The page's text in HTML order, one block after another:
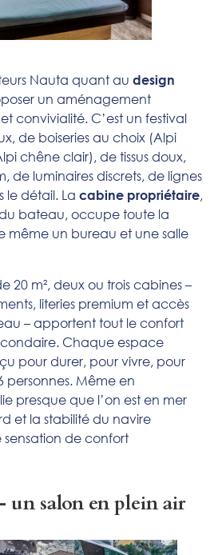
Nauta quant au design
un aménagement
convivialité. C’est un festival
de boiseries au choix (Alpi
chêne clair), de tissus doux,
de luminaires discrets, de lignes
le détail. La cabine propriétaire,
bateau, occupe toute la
même un bureau et une salle
20 m², deux ou trois cabines –
literies premium et accès
– apportent tout le confort
Chaque espace
pour durer, pour vivre, pour
personnes. Même en
presque que l’on est en mer
et la stabilité du navire
de confort
un salon en plein air